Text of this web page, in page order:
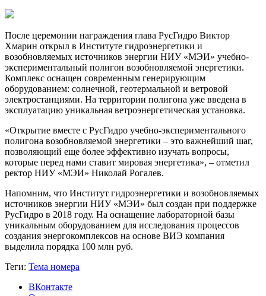
После церемонии награждения глава РусГидро Виктор
Хмарин открыл в Институте гидроэнергетики и
возобновляемых источников энергии НИУ «МЭИ» учебно-
экспериментальный полигон возобновляемой энергетики.
Комплекс оснащен современным генерирующим
оборудованием: солнечной, геотермальной и ветровой
электростанциями. На территории полигона уже введена в
эксплуатацию уникальная ветроэнергетическая установка.
«Открытие вместе с РусГидро учебно-экспериментального
полигона возобновляемой энергетики – это важнейший шаг,
позволяющий еще более эффективно изучать вопросы,
которые перед нами ставит мировая энергетика», – отметил
ректор НИУ «МЭИ» Николай Рогалев.
Напомним, что Институт гидроэнергетики и возобновляемых
источников энергии НИУ «МЭИ» был создан при поддержке
РусГидро в 2018 году. На оснащение лабораторной базы
уникальным оборудованием для исследования процессов
создания энергокомплексов на основе ВИЭ компания
выделила порядка 100 млн руб.
Теги: Тема номера
ВКонтакте